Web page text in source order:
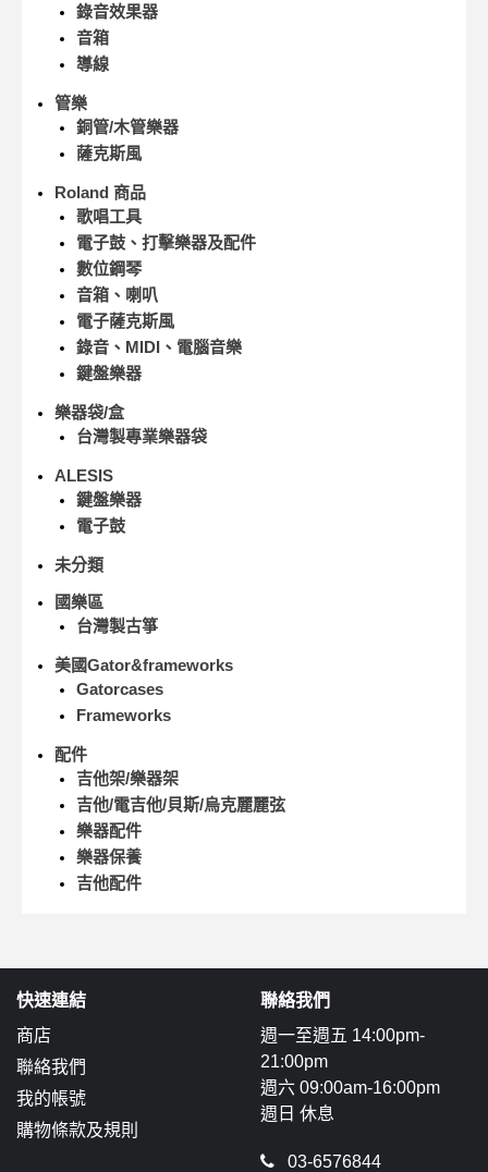
錄音效果器
音箱
導線
管樂
銅管/木管樂器
薩克斯風
Roland 商品
歌唱工具
電子鼓、打擊樂器及配件
數位鋼琴
音箱、喇叭
電子薩克斯風
錄音、MIDI、電腦音樂
鍵盤樂器
樂器袋/盒
台灣製專業樂器袋
ALESIS
鍵盤樂器
電子鼓
未分類
國樂區
台灣製古箏
美國Gator&frameworks
Gatorcases
Frameworks
配件
吉他架/樂器架
吉他/電吉他/貝斯/烏克麗麗弦
樂器配件
樂器保養
吉他配件
快速連結
商店
聯絡我們
我的帳號
購物條款及規則
聯絡我們
週一至週五 14:00pm-
21:00pm
週六 09:00am-16:00pm
週日 休息
03-6576844